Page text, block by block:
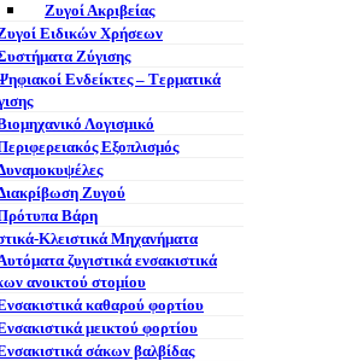
Ζυγοί Ακριβείας
Ειδικών Χρήσεων
Ζύγισης
Ενδείκτες – Tερματικά
Λογισμικό
Εξοπλισμός
Ζυγού
Βάρη
Κλειστικά Μηχανήματα
ζυγιστικά ενσακιστικά
ανοικτού στομίου
καθαρού φορτίου
μεικτού φορτίου
σάκων βαλβίδας